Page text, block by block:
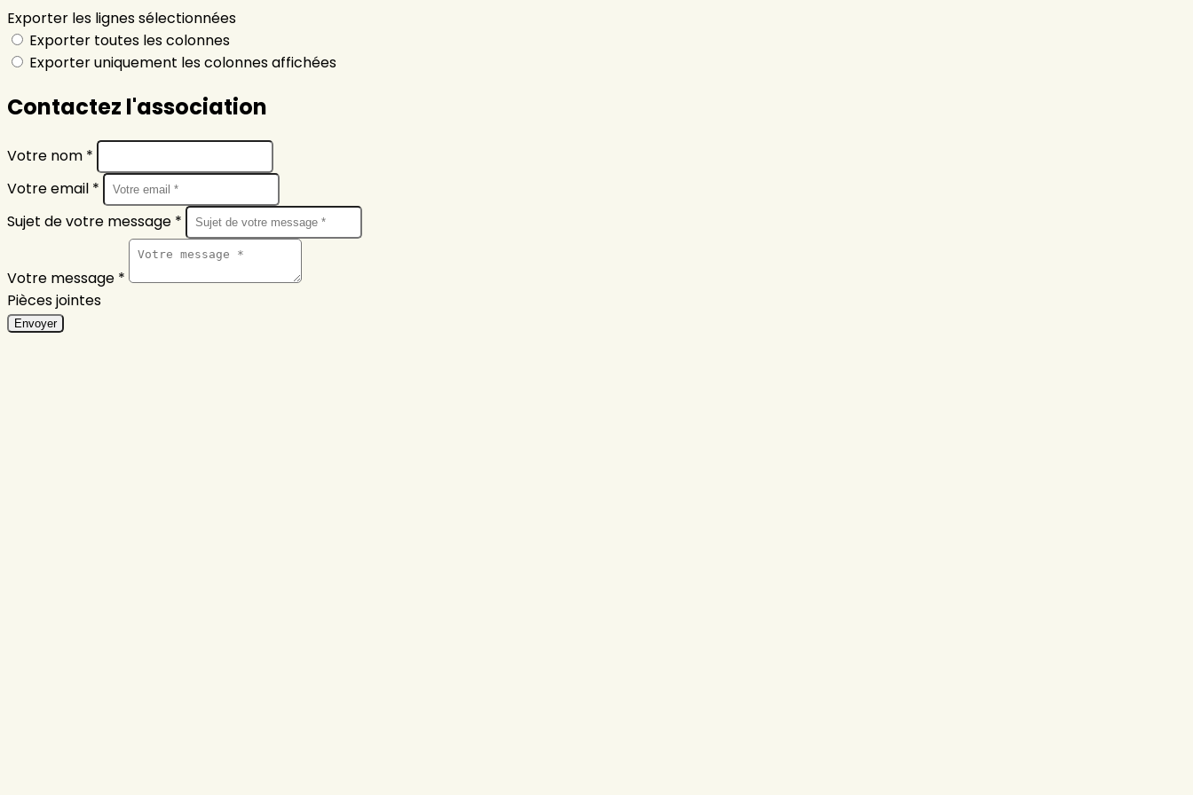
Exporter les lignes sélectionnées
Exporter toutes les colonnes
Exporter uniquement les colonnes affichées
Contactez l'association
Votre nom *
Votre email *
Sujet de votre message *
Votre message *
Pièces jointes
Envoyer